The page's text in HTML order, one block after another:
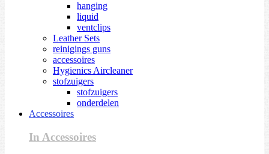
hanging
liquid
ventclips
Leather Sets
reinigings guns
accessoires
Hygienics Aircleaner
stofzuigers
stofzuigers
onderdelen
Accessoires
In Accessoires